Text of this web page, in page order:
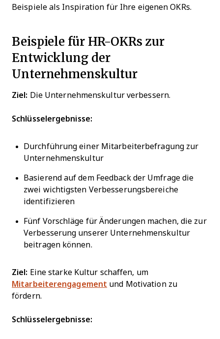
Beispiele als Inspiration für Ihre eigenen OKRs.
Beispiele für HR-OKRs zur
Entwicklung der
Unternehmenskultur
Ziel: Die Unternehmenskultur verbessern.
Schlüsselergebnisse:
Durchführung einer Mitarbeiterbefragung zur
Unternehmenskultur
Basierend auf dem Feedback der Umfrage die
zwei wichtigsten Verbesserungsbereiche
identifizieren
Fünf Vorschläge für Änderungen machen, die zur
Verbesserung unserer Unternehmenskultur
beitragen können.
Ziel: Eine starke Kultur schaffen, um
Mitarbeiterengagement und Motivation zu
fördern.
Schlüsselergebnisse: